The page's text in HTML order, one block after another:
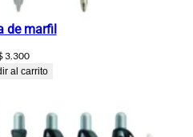
de marfil
3.300
al carrito